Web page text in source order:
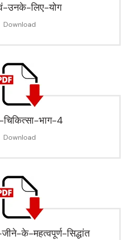
उनके-लिए-योग
Download
चिकित्सा-भाग-4
Download
के-महत्वपूर्ण-सिद्धांत